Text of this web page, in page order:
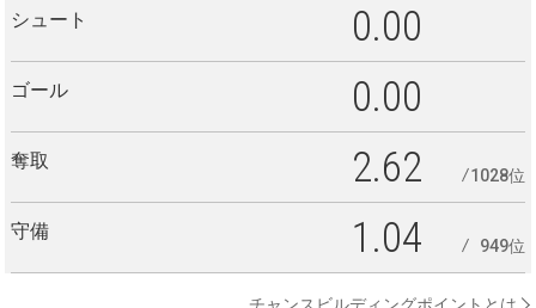
シュート 0.00
ゴール 0.00
奪取 2.62 1028位
守備 1.04 949位